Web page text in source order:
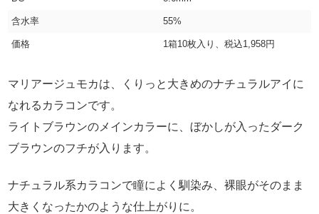
含水率 55%
価格 1箱10枚入り、税込1,958円
マリアージュモカは、くりっと大きめのナチュラルアイに
なれるカラコンです。
ライトブラウンのメインカラーに、ぼかしが入ったダーク
ブラウンのフチが入ります。
ナチュラル系カラコンで瞳によく馴染み、裸眼がそのまま
大きくなったかのような仕上がりに。